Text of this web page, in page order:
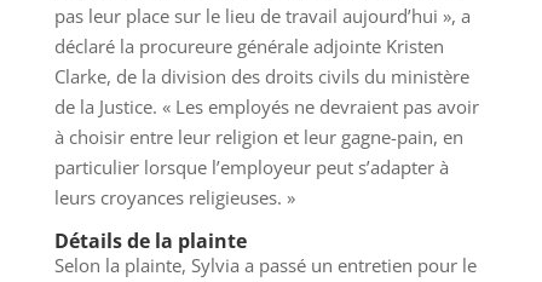
pas leur place sur le lieu de travail aujourd’hui », a
déclaré la procureure générale adjointe Kristen
Clarke, de la division des droits civils du ministère
de la Justice. « Les employés ne devraient pas avoir
à choisir entre leur religion et leur gagne-pain, en
particulier lorsque l’employeur peut s’adapter à
leurs croyances religieuses. »
Détails de la plainte
Selon la plainte, Sylvia a passé un entretien pour le